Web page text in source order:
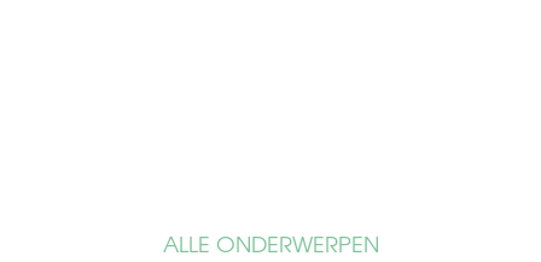
ALLE ONDERWERPEN